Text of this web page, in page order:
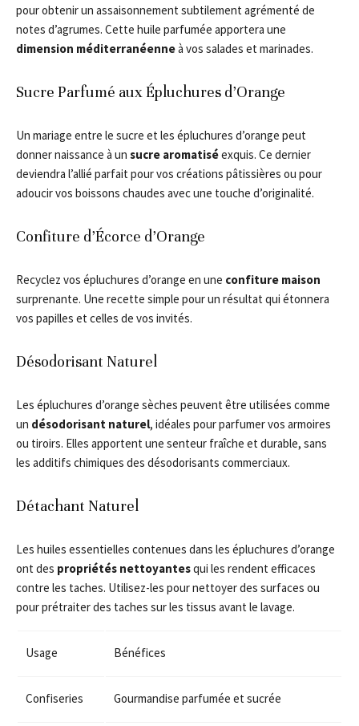
pour obtenir un assaisonnement subtilement agrémenté de
notes d’agrumes. Cette huile parfumée apportera une
dimension méditerranéenneà vos salades et marinades.
Sucre Parfumé aux Épluchures d’Orange
Un mariage entre le sucre et les épluchures d’orange peut
donner naissance à un sucre aromatiséexquis. Ce dernier
deviendra l’allié parfait pour vos créations pâtissières ou pour
adoucir vos boissons chaudes avec une touche d’originalité.
Confiture d’Écorce d’Orange
Recyclez vos épluchures d’orange en une confiture maison
surprenante. Une recette simple pour un résultat qui étonnera
vos papilles et celles de vos invités.
Désodorisant Naturel
Les épluchures d’orange sèches peuvent être utilisées comme
un désodorisant naturel, idéales pour parfumer vos armoires
ou tiroirs. Elles apportent une senteur fraîche et durable, sans
les additifs chimiques des désodorisants commerciaux.
Détachant Naturel
Les huiles essentielles contenues dans les épluchures d’orange
ont des propriétés nettoyantesqui les rendent efficaces
contre les taches. Utilisez-les pour nettoyer des surfaces ou
pour prétraiter des taches sur les tissus avant le lavage.
Usage Bénéfices
Confiseries Gourmandise parfumée et sucrée